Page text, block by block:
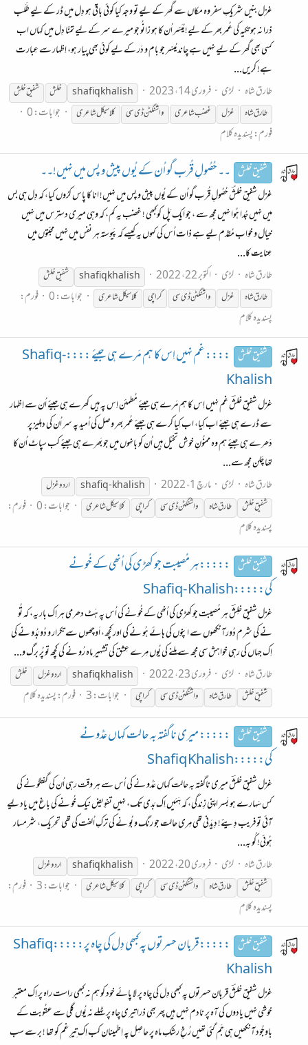
غزل بنیں شریکِ سفر وہ مکاں سے گھر کے لیے تو وجہ کیا کوئی باقی ہو دِل میں ڈر کے لیے طَلَب
ذرا نہ ہو تکیہ کی عُمر بھر کے لیے! مُیَسّر اُن کا ہو زانُو جو میرے سر کے لیے تمنّا دِل میں کہاں اب
کسی بھی گھر کے لیے نہیں ہے چاند مُیسّر جو بام و دَر کے لیے کوئی بھی پیار ہو، اِظہار سے عِبارت
ہے! کریں...
طارق شاہ
لڑی فروری 14، 2023 shafiq khalish خلش شفیقخلش
طارق شاہ
غزل غضب شاعری واشنگٹن ڈی سی کلاسیکل شاعری
جوابات: 0
فورم:پسندیدہ کلام
شفیق خلش ۔۔ حُصُولِ قُرب گو اُن کے یُوں پیش و پس میں نہیں!۔۔
غزل شفیق خلشؔ حُصُولِ قُرب گو اُن کے یُوں پیش و پس میں نہیں! انا کا پاس کرُوں کیا، کہ دِل ہی بس
میں نہیں جُدا ہُوا نہیں مجھ سے ، جو ایک پَل کوکبھی ! غضب یہ کم، کہ وہی میری دسترس میں نہیں
خیال و خواب مُقدّم لیے ہے ذات اُس کی کہوں یہ کیسے کہ پَیوستہ ہر نفس میں نہیں محبّتوں میں
عِنایت کا...
طارق شاہ
لڑی اکتوبر 22، 2022 shafiq khalish شفیقخلش
طارق شاہ
غزل واشنگٹن ڈی سی کراچی کلاسیکل شاعری جوابات: 0
فورم:
پسندیدہ کلام
شفیق خلش
:::: غم نہیں اِس کا ہم مَرے ہی جیئے ::::Shafiq-
Khalish
غزل شفیق خلشؔ غم نہیں اِس کا ہم مَرے ہی جیئے مُطمئن اِس پہ ہیں کھرے ہی جیئے اُن سے اِظہار
سے ڈرے ہی جیئے اب کِیا، اب کِیا کرے ہی جیئے عُمر بھر وصل کی اُمید پہ سر اُن کی دہلیز پر
دَھرے ہی جیئے ہم وہ ممنُونِ خوش تخیّل ہیں اُن کو بانہوں میں جو بَھرے ہی جیئے کب سپاٹ اُن کا
تھا چَلن مجھ سے...
طارق شاہ
لڑی مارچ 1، 2022 shafiq- khalish
اردو غزل
شفیقخلش طارق شاہ واشنگٹن ڈی سی کراچی کلاسیکل شاعری جوابات: 0
فورم:
پسندیدہ کلام
شفیق خلش :::::ہر مُصیبت جو کھڑی کی اُنھی کے خُو نے
کی:::::Shafiq- Khalish
غزل شفیق خلِشؔ ہر مُصیبت جو کھڑی کی اُنھی کے خُو نے کی اُس پہ ہَٹ دھرمی ہر اِک بار یہ، کہ تُو
نے کی شرم دُورآنکھوں سے اپنوں کی ہائے ہُو نے کی اور کچھ، اَوچھوں سے تکرار و دُو بَدُو نے کی
اِک جہاں کی رہی خواہش سی مجھ سے مِلنے کی یُوں مِرے عِشق کی تشہیر ماہ رُو نے کی کچھ تو پُر برگ و...
طارق شاہ
لڑی فروری 23، 2022 shafiq khalish اردو غزل
خلش
شفیقخلش طارق شاہ واشنگٹن ڈی سی کراچی جوابات: 3 فورم:پسندیدہ کلام
شفیق خلش ::::: میری ناگفتہ بہ حالت کہاں عَدُو نے
کی:::::Shafiq Khalish
غزل شفیق خلشؔ میری ناگفتہ بہ حالت کہاں عَدُو نے کی اُس سے ہر وقت رہی اُن کی گفتگو نے کی
کس سَہارے ہو بَسر اپنی زِندگی، کہ ہَمَیں اِک بَدی تک، نہیں تفوِیض نیک خُو نے کی باغ میں یاد لِیے
آئی تو فریب دِیئے! دِیدَنی تھی مِری حالت جو رنگ و بُو نے کی ترکِ اُلفت کی تھی تحریک، شرمسار
ہُوئی! کُو بہ...
طارق شاہ
لڑی فروری 20، 2022 shafiq khalish
اردو غزل
شفیقخلش طارق شاہ واشنگٹن ڈی سی کراچی کلاسیکل شاعری جوابات: 3
فورم:
پسندیدہ کلام
شفیق خلش
:::::قربان حسرتوں پہ کبھی دِل کی چاہ پر:::::Shafiq
Khalish
غزل شفیق خلشؔ قربان حسرتوں پہ کبھی دِل کی چاہ پر لا پائے خود کو ہم نہ کبھی راست راہ پر اِک معتبر
خوشی نہیں یادوں کی آہ پر نادم نہیں ہیں پھر بھی ذرا تیری چاہ پر ٹہلے نہ یُوں گلی سے عقُوبت کے
باوجُود آنکھیں ہی جَم گئی تھیں رُخِ رشکِ ماہ پر حاصِل پہ اِطمینان کب اِک تِیرِ غم کو تھا ! برسے سب